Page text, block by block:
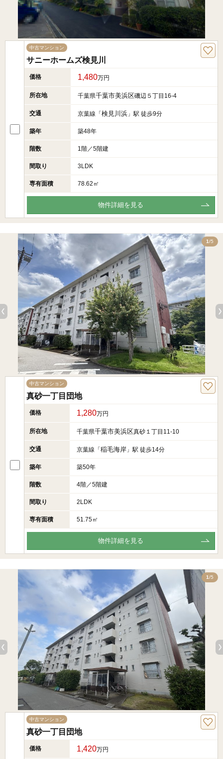
中古マンション
サニーホームズ検見川
価格 1,480万円
所在地 千葉県千葉市美浜区磯辺５丁目16-4
交通 京葉線「 検見川浜 」駅 徒歩9分
築年 築48年
階数 1階／5階建
間取り 3LDK
専有面積 78.62㎡
物件詳細を見る
1/5
中古マンション
真砂一丁目団地
価格 1,280万円
所在地 千葉県千葉市美浜区真砂１丁目11-10
交通 京葉線「 稲毛海岸 」駅 徒歩14分
築年 築50年
階数 4階／5階建
間取り 2LDK
専有面積 51.75㎡
物件詳細を見る
1/5
中古マンション
真砂一丁目団地
価格 1,420万円